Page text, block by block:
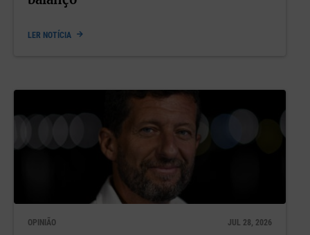
LER NOTÍCIA
OPINIÃO JUL 28, 2026